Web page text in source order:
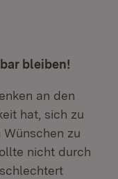
bleiben!
an den
hat, sich zu
zu
nicht durch